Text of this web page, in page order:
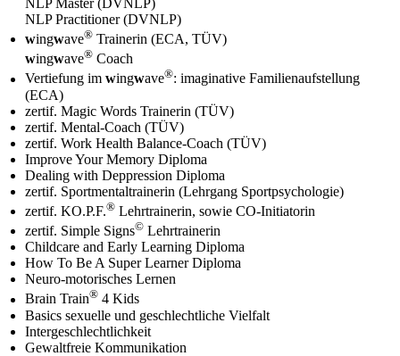
NLP Practitioner (DVNLP)
wingwave® Trainerin (ECA, TÜV)
wingwave® Coach
Vertiefung im wingwave®: imaginative Familienaufstellung
(ECA)
zertif. Magic Words Trainerin (TÜV)
zertif. Mental-Coach (TÜV)
zertif. Work Health Balance-Coach (TÜV)
Improve Your Memory Diploma
Dealing with Deppression Diploma
zertif. Sportmentaltrainerin (Lehrgang Sportpsychologie)
zertif. KO.P.F.® Lehrtrainerin, sowie CO-Initiatorin
zertif. Simple Signs© Lehrtrainerin
Childcare and Early Learning Diploma
How To Be A Super Learner Diploma
Neuro-motorisches Lernen
Brain Train® 4 Kids
Basics sexuelle und geschlechtliche Vielfalt
Intergeschlechtlichkeit
Gewaltfreie Kommunikation